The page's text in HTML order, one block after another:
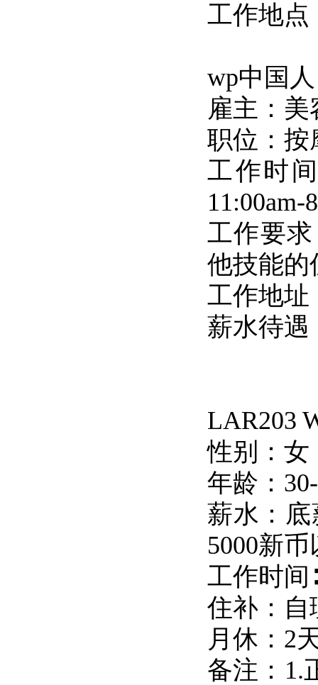
工作地点
wp中国人
雇主：
职位：按
工作时
工作要
他技能的
工作地址
薪水待遇
LAR203
性别：女
年龄：
薪水：底
5000新币
工作时间
住补：自
月休：2
备注：1.